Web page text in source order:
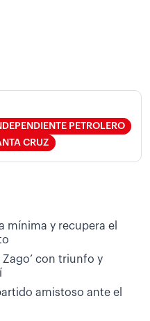
PETROLERO
CRUZ
mínima y recupera el
Zago’ con triunfo y
amistoso ante el